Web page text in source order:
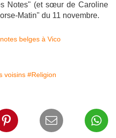
Notes" (et sœur de Caroline
Matin" du 11 novembre.
voisins #Religion